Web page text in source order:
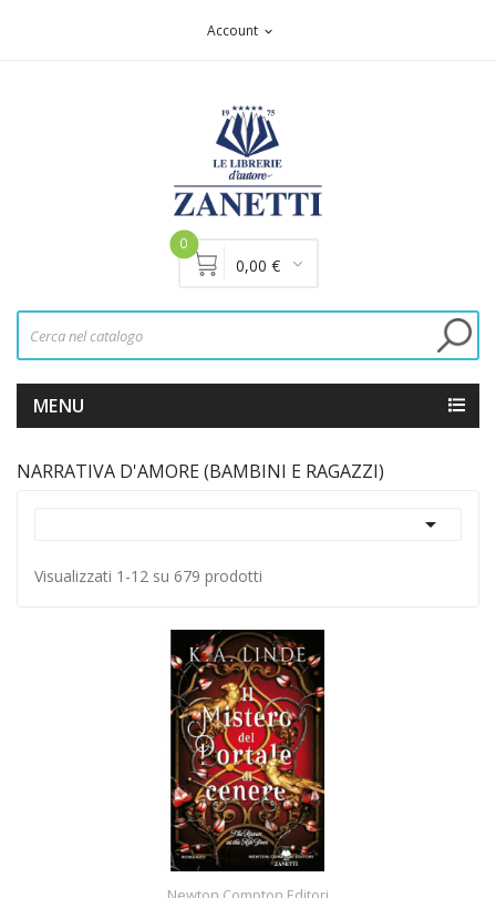
Account expand_more
0
0,00 €
MENU
NARRATIVA D'AMORE (BAMBINI E RAGAZZI)

Visualizzati 1-12 su 679 prodotti